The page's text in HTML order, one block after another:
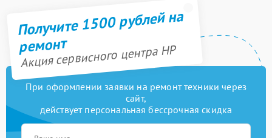
Получите 1500 рублей на
ремонт
Акция сервисного центра HP
При оформлении заявки на ремонт техники через
сайт,
действует персональная бессрочная скидка